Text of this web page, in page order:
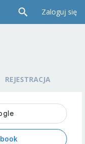
Zaloguj się
REJESTRACJA